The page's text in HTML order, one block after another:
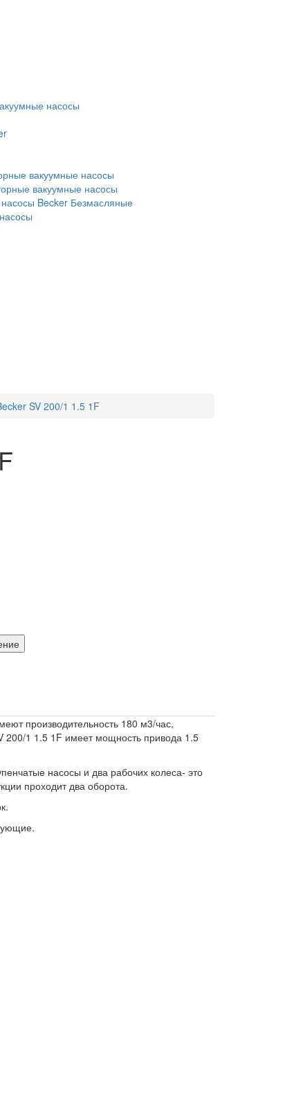
насосы
вакуумные насосы
вакуумные насосы
Becker Безмасляные
SV 200/1 1.5 1F
производительность 180 м3/час,
200/1 1.5 1F имеет мощность привода 1.5
насосы и два рабочих колеса- это
проходит два оборота.